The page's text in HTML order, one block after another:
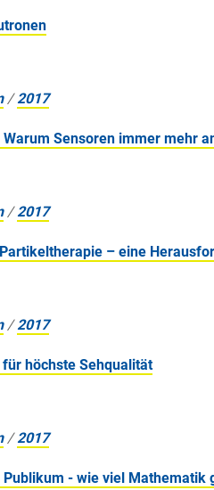
/2017
Sensoren immer mehr
/2017
– eine
/2017
höchste Sehqualität
/2017
- wie viel Mathematik